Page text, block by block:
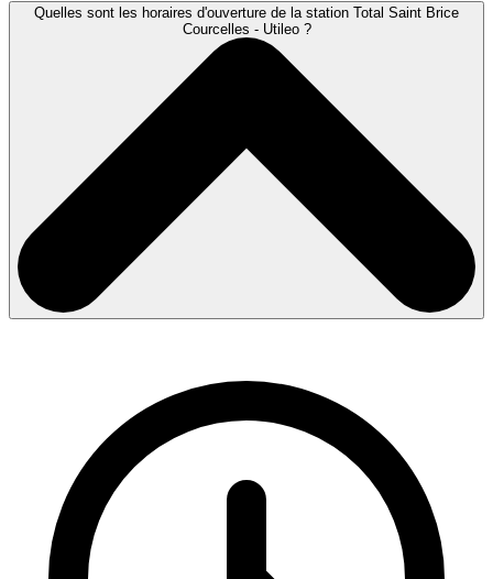
Quelles sont les horaires d'ouverture de la station Total Saint Brice
Courcelles - Utileo ?